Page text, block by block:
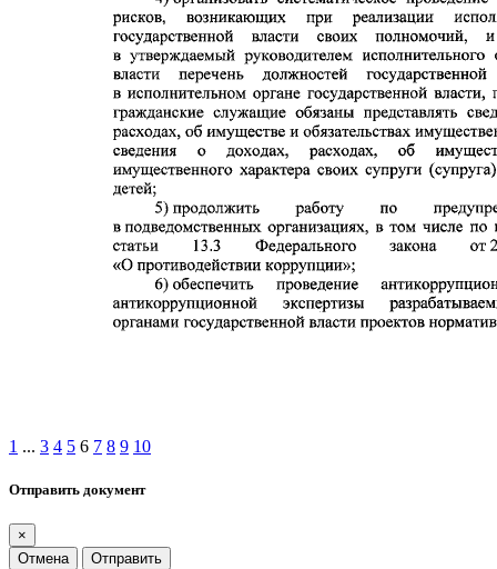
1 ... 3 4 5 6 7 8 9 10
Отправить документ
×
Отмена
Отправить